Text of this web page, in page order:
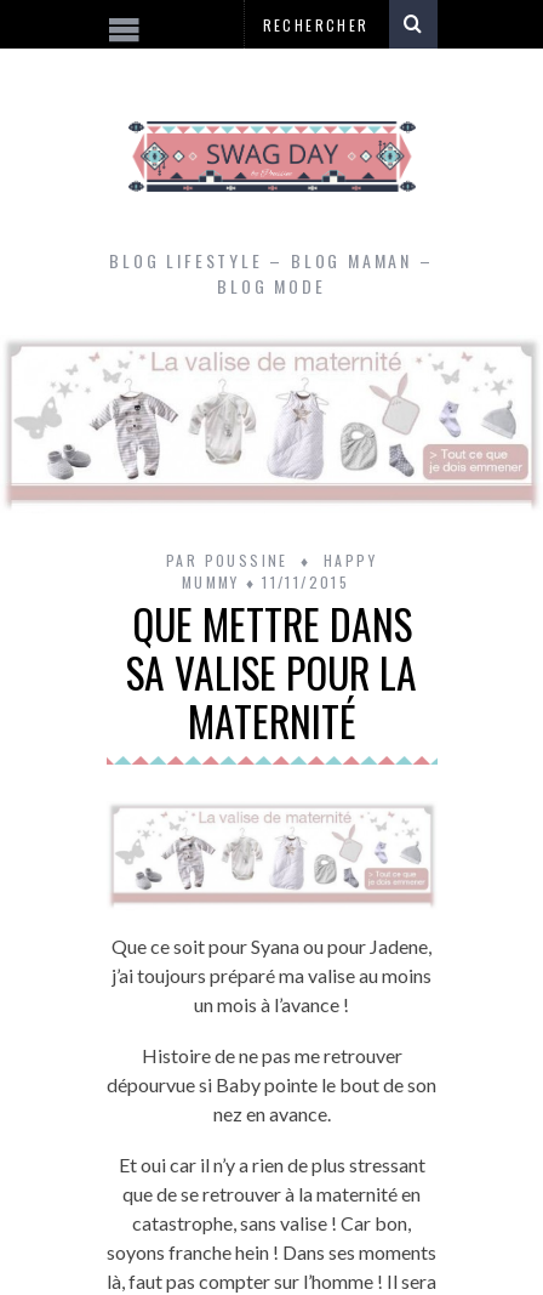
BLOG LIFESTYLE – BLOG MAMAN –
BLOG MODE
PAR POUSSINE
HAPPY
MUMMY
11/11/2015
QUE METTRE DANS
SA VALISE POUR LA
MATERNITÉ
Que ce soit pour Syana ou pour Jadene,
j’ai toujours préparé ma valise au moins
un mois à l’avance !
Histoire de ne pas me retrouver
dépourvue si Baby pointe le bout de son
nez en avance.
Et oui car il n’y a rien de plus stressant
que de se retrouver à la maternité en
catastrophe, sans valise ! Car bon,
soyons franche hein ! Dans ses moments
là, faut pas compter sur l’homme ! Il sera